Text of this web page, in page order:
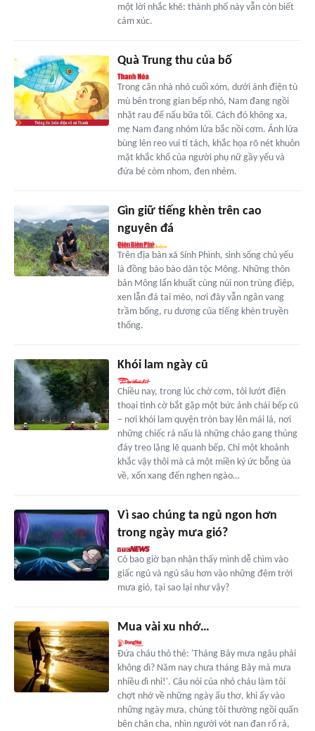
một lời nhắc khẽ: thành phố này vẫn còn biết
cảm xúc.
Quà Trung thu của bố
Trong căn nhà nhỏ cuối xóm, dưới ánh điện tù
mù bên trong gian bếp nhỏ, Nam đang ngồi
nhặt rau để nấu bữa tối. Cách đó không xa,
mẹ Nam đang nhóm lửa bắc nồi cơm. Ánh lửa
bùng lên reo vui tí tách, khắc họa rõ nét khuôn
mặt khắc khổ của người phụ nữ gầy yếu và
đứa bé còm nhom, đen nhẻm.
Gìn giữ tiếng khèn trên cao
nguyên đá
Trên địa bàn xã Sính Phình, sinh sống chủ yếu
là đồng bào bào dân tộc Mông. Những thôn
bản Mông lẩn khuất cùng núi non trùng điệp,
xen lẫn đá tai mèo, nơi đây vẫn ngân vang
trầm bổng, ru dương của tiếng khèn truyền
thống.
Khói lam ngày cũ
Chiều nay, trong lúc chờ cơm, tôi lướt điện
thoại tình cờ bắt gặp một bức ảnh chái bếp cũ
– nơi khói lam quyện tròn bay lên mái lá, nơi
những chiếc rá nấu là những chảo gang thủng
đáy treo lặng lẽ quanh bếp. Chỉ một khoảnh
khắc vậy thôi mà cả một miền ký ức bỗng ùa
về, xốn xang đến nghẹn ngào…
Vì sao chúng ta ngủ ngon hơn
trong ngày mưa gió?
Có bao giờ bạn nhận thấy mình dễ chìm vào
giấc ngủ và ngủ sâu hơn vào những đêm trời
mưa gió, tại sao lại như vậy?
Mua vài xu nhớ…
Đứa cháu thỏ thẻ: 'Tháng Bảy mưa ngâu phải
không dì? Năm nay chưa tháng Bảy mà mưa
nhiều dì nhỉ!'. Câu nói của nhỏ cháu làm tôi
chợt nhớ về những ngày ấu thơ, khi ấy vào
những ngày mưa, chúng tôi thường ngồi quấn
bên chân cha, nhìn người vót nan đan rổ rá,